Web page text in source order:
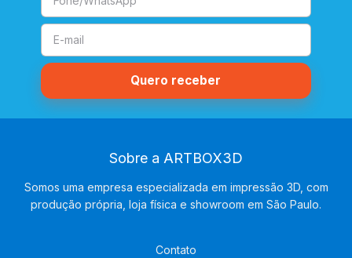
Sobre a ARTBOX3D
Somos uma empresa especializada em impressão 3D, com
produção própria, loja física e showroom em São Paulo.
Contato